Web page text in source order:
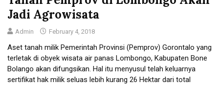
Jadi Agrowisata
Admin February 4, 2018
Aset tanah milik Pemerintah Provinsi (Pemprov) Gorontalo yang
terletak di obyek wisata air panas Lombongo, Kabupaten Bone
Bolango akan difungsikan. Hal itu menyusul telah keluarnya
sertifikat hak milik seluas lebih kurang 26 Hektar dari total